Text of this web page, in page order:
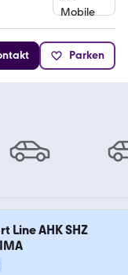
Parken
Line AHK SHZ